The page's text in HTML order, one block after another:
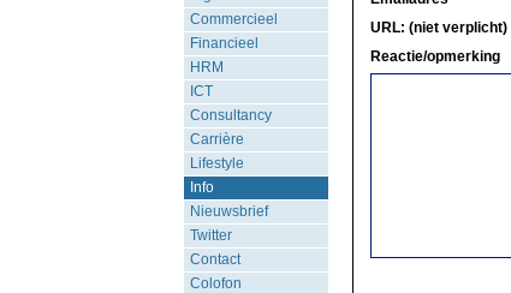
Commercieel
Financieel
HRM
ICT
Consultancy
Carrière
Lifestyle
Info
Nieuwsbrief
Twitter
Contact
Colofon
URL: (niet verplicht)
Reactie/opmerking